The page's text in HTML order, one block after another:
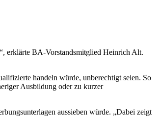
erklärte BA-Vorstandsmitglied Heinrich Alt.
handeln würde, unberechtigt seien. So
Ausbildung oder zu kurzer
aussieben würde. „Dabei zeigt